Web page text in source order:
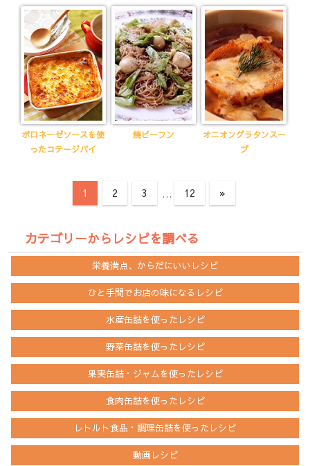
ボロネーゼソースを使
ったコテージパイ
焼ビーフン
オニオングラタンスー
プ
ビ
シ
ョ
1 2 3 … 12
次
の
»
カテゴリーからレシピを調べる
栄養満点、からだにいいレシピ
ひと手間でお店の味になるレシピ
水産缶詰を使ったレシピ
野菜缶詰を使ったレシピ
果実缶詰・ジャムを使ったレシピ
食肉缶詰を使ったレシピ
レトルト食品・調理缶詰を使ったレシピ
動画レシピ